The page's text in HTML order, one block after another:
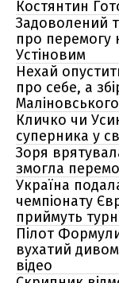
Костянтин
Задоволений
про перемогу
Устіновим
Нехай
про себе, а
Маліновського
Кличко чи
суперника у
Зоря
змогла
Україна
чемпіонату
приймуть
Пілот
вухатий
відео